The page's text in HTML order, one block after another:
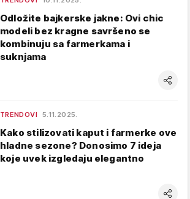
Odložite bajkerske jakne: Ovi chic
modeli bez kragne savršeno se
kombinuju sa farmerkama i
suknjama
TRENDOVI 5.11.2025.
Kako stilizovati kaput i farmerke ove
hladne sezone? Donosimo 7 ideja
koje uvek izgledaju elegantno